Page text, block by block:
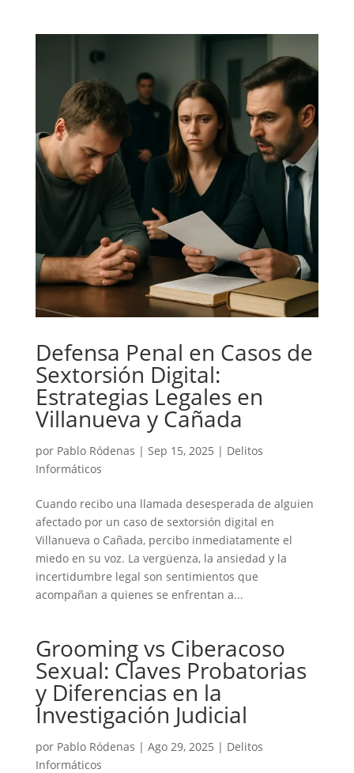
Defensa Penal en Casos de
Sextorsión Digital:
Estrategias Legales en
Villanueva y Cañada
por Pablo Ródenas | Sep 15, 2025 | Delitos
Informáticos
Cuando recibo una llamada desesperada de alguien
afectado por un caso de sextorsión digital en
Villanueva o Cañada, percibo inmediatamente el
miedo en su voz. La vergüenza, la ansiedad y la
incertidumbre legal son sentimientos que
acompañan a quienes se enfrentan a...
Grooming vs Ciberacoso
Sexual: Claves Probatorias
y Diferencias en la
Investigación Judicial
por Pablo Ródenas | Ago 29, 2025 | Delitos
Informáticos